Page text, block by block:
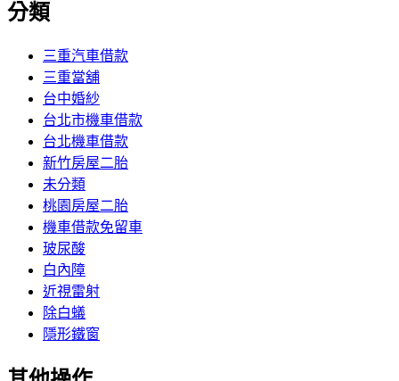
分類
三重汽車借款
三重當舖
台中婚紗
台北市機車借款
台北機車借款
新竹房屋二胎
未分類
桃園房屋二胎
機車借款免留車
玻尿酸
白內障
近視雷射
除白蟻
隱形鐵窗